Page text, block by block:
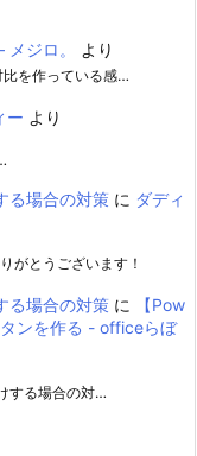
ジロ。 より
を作っている感…
ー より
る場合の対策に ダディ
がとうございます！
る場合の対策に
【Pow
ンを作る - officeらぼ
する場合の対…